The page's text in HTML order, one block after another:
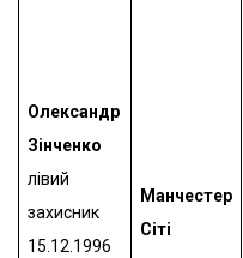
Олександр
Зінченко
лівий
захисник
15.12.1996
Манчестер
Сіті